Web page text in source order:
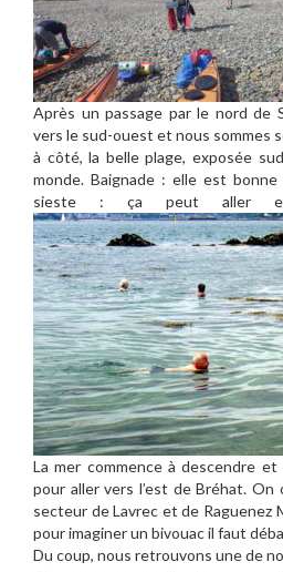
Après un passage par le nord de
vers le sud-ouest et nous sommes
à côté, la belle plage, exposée
monde. Baignade : elle est
sieste : ça peut aller et
La mer commence à descendre
pour aller vers l’est de Bréhat.
secteur de Lavrec et de Raguenez
pour imaginer un bivouac il faut
Du coup, nous retrouvons une de